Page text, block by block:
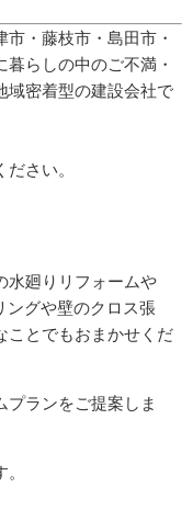
・藤枝市・島田市・
暮らしの中のご不満・
域密着型の建設会社で
さい。
水廻りリフォームや
ングや壁のクロス張
ことでもおまかせくだ
プランをご提案しま